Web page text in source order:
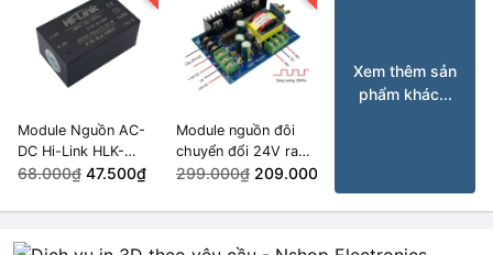
Module Nguồn AC-
DC Hi-Link HLK-
PM09 9VDC 3W
68.000₫ 47.500₫
Module nguồn đôi
chuyển đổi 24V ra
±24V
299.000₫ 209.000₫
Xem thêm sản
phẩm khác...